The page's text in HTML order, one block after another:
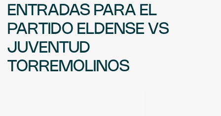
ENTRADAS PARA EL
PARTIDO ELDENSE VS
JUVENTUD
TORREMOLINOS